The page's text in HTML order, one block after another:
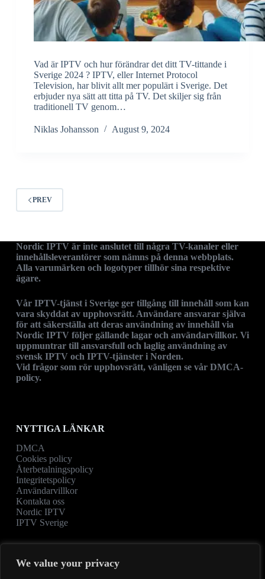
We value your privacy
Vad är IPTV och hur förändrar det ditt TV-tittande i
Sverige 2024 ? IPTV, eller Internet Protocol
Television, har blivit allt mer populärt i Sverige. Det
erbjuder nya sätt att titta på TV. Det skiljer sig från
traditionell TV genom…
Niklas Johansson August 9, 2024
PREV
Nordic IPTV är inte anslutet till några TV-kanaler eller
innehållsleverantörer som nämns på denna webbplats.
Alla varumärken och logotyper tillhör sina respektive
ägare.
Vår IPTV-tjänst i Sverige ger tillgång till innehåll som kan
vara skyddat av upphovsrätt. Användare ansvarar själva
för att säkerställa att deras användning av innehåll via
Nordic IPTV följer gällande lagar och användarvillkor. Vi
uppmuntrar till ansvarsfull och laglig användning av
svensk IPTV och IPTV-tjänster i Norden.
Vid frågor som rör upphovsrätt, vänligen se vår DMCA-
policy.
NYTTIGA LÄNKAR
DMCA
Cookies policy
Återbetalningspolicy
Integritetspolicy
Användarvillkor
Kontakta oss
Nordic IPTV
IPTV Sverige
Kontaktinformation